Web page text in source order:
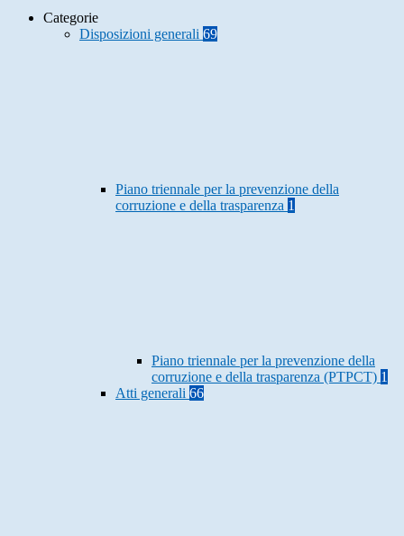
Categorie
Disposizioni generali 69
Piano triennale per la prevenzione della
corruzione e della trasparenza 1
Piano triennale per la prevenzione della
corruzione e della trasparenza (PTPCT) 1
Atti generali 66